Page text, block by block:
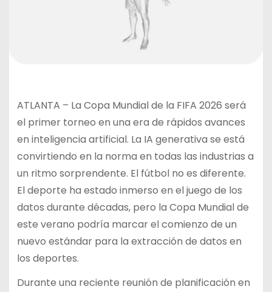
ATLANTA – La Copa Mundial de la FIFA 2026 será
el primer torneo en una era de rápidos avances
en inteligencia artificial. La IA generativa se está
convirtiendo en la norma en todas las industrias a
un ritmo sorprendente. El fútbol no es diferente.
El deporte ha estado inmerso en el juego de los
datos durante décadas, pero la Copa Mundial de
este verano podría marcar el comienzo de un
nuevo estándar para la extracción de datos en
los deportes.
Durante una reciente reunión de planificación en